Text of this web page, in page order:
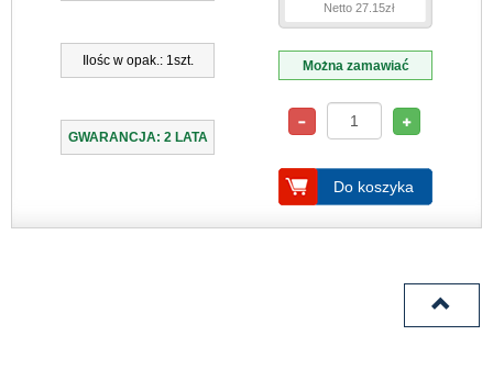
Ilośc w opak.: 1szt.
GWARANCJA: 2 LATA
Netto 27.15zł
Można zamawiać
Do koszyka